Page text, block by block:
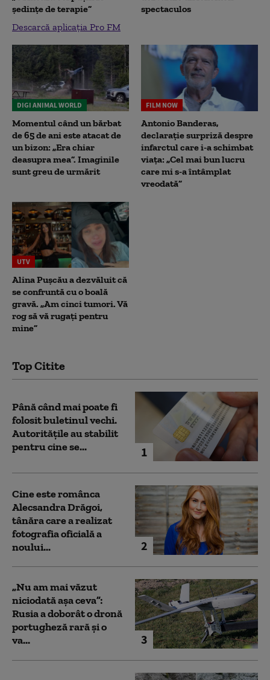
ședințe de terapie”
Descarcă aplicația Pro FM
spectaculos
DIGI ANIMAL WORLD
Momentul când un bărbat
de 65 de ani este atacat de
un bizon: „Era chiar
deasupra mea”. Imaginile
sunt greu de urmărit
FILM NOW
Antonio Banderas,
declarație surpriză despre
infarctul care i-a schimbat
viața: „Cel mai bun lucru
care mi s-a întâmplat
vreodată”
UTV
Alina Pușcău a dezvăluit că
se confruntă cu o boală
gravă. „Am cinci tumori. Vă
rog să vă rugați pentru
mine”
Top Citite
1
Până când mai poate fi
folosit buletinul vechi.
Autoritățile au stabilit
pentru cine se...
2
Cine este românca
Alecsandra Drăgoi,
tânăra care a realizat
fotografia oficială a
noului...
3
„Nu am mai văzut
niciodată așa ceva”:
Rusia a doborât o dronă
portugheză rară și o
va...